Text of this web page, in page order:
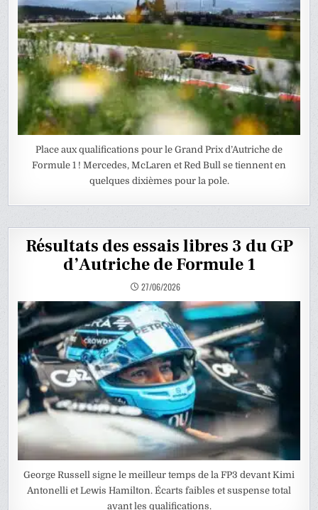
Place aux qualifications pour le Grand Prix d’Autriche de
Formule 1 ! Mercedes, McLaren et Red Bull se tiennent en
quelques dixièmes pour la pole.
Résultats des essais libres 3 du GP
d’Autriche de Formule 1
27/06/2026
George Russell signe le meilleur temps de la FP3 devant Kimi
Antonelli et Lewis Hamilton. Écarts faibles et suspense total
avant les qualifications.